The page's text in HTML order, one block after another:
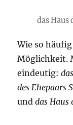
das Haus
Wie so
Möglichkeit.
eindeutig:
des Ehepaars
und das Haus